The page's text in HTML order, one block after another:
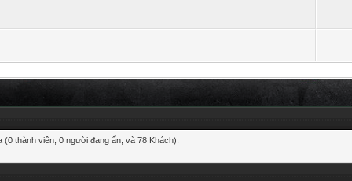
thành viên, 0 người đang ẩn, và 78 Khách).